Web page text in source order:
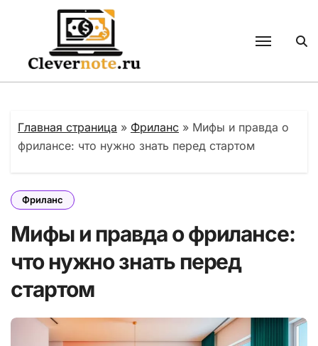
содержанию
Главная страница » Фриланс » Мифы и правда о
фрилансе: что нужно знать перед стартом
Фриланс
Мифы и правда о фрилансе:
что нужно знать перед
стартом